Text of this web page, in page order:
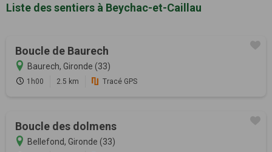
Liste des sentiers à Beychac-et-Caillau
Boucle de Baurech
Baurech, Gironde (33)
1h00 2.5 km Tracé GPS
Boucle des dolmens
Bellefond, Gironde (33)